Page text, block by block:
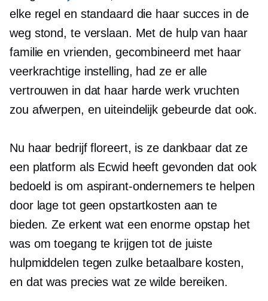
elke regel en standaard die haar succes in de
weg stond, te verslaan. Met de hulp van haar
familie en vrienden, gecombineerd met haar
veerkrachtige instelling, had ze er alle
vertrouwen in dat haar harde werk vruchten
zou afwerpen, en uiteindelijk gebeurde dat ook.
Nu haar bedrijf floreert, is ze dankbaar dat ze
een platform als Ecwid heeft gevonden dat ook
bedoeld is om aspirant-ondernemers te helpen
door lage tot geen opstartkosten aan te
bieden. Ze erkent wat een enorme opstap het
was om toegang te krijgen tot de juiste
hulpmiddelen tegen zulke betaalbare kosten,
en dat was precies wat ze wilde bereiken.